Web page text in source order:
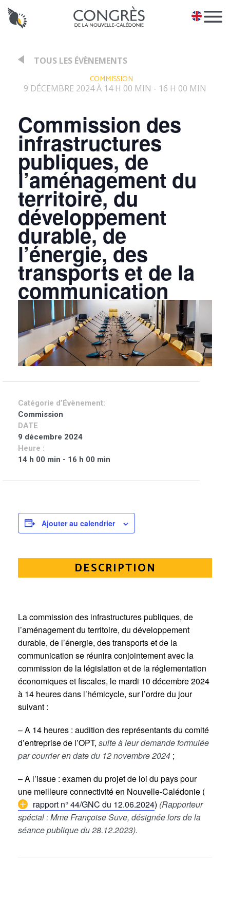
EN
TOUS LES ÉVÈNEMENTS
COMMISSION
9 DÉCEMBRE 2024 À 14 H 00 MIN - 16 H 00 MIN
Commission des
infrastructures
publiques, de
l’aménagement du
territoire, du
développement
durable, de
l’énergie, des
transports et de la
communication
Catégorie d’Évènement:
Commission
DATE
9 décembre 2024
Heure :
14 h 00 min - 16 h 00 min
Ajouter au calendrier
DESCRIPTION
La commission des infrastructures publiques, de
l’aménagement du territoire, du développement
durable, de l’énergie, des transports et de la
communication se réunira conjointement avec la
commission de la législation et de la réglementation
économiques et fiscales, le mardi 10 décembre 2024
à 14 heures dans l’hémicycle, sur l’ordre du jour
suivant :
– A 14 heures : audition des représentants du comité
d’entreprise de l’OPT, suite à leur demande formulée
par courrier en date du 12 novembre 2024 ;
– A l’issue : examen du projet de loi du pays pour
une meilleure connectivité en Nouvelle-Calédonie (
rapport n° 44/GNC du 12.06.2024) (Rapporteur
spécial : Mme Françoise Suve, désignée lors de la
séance publique du 28.12.2023).
Panneau de gestion des cookies